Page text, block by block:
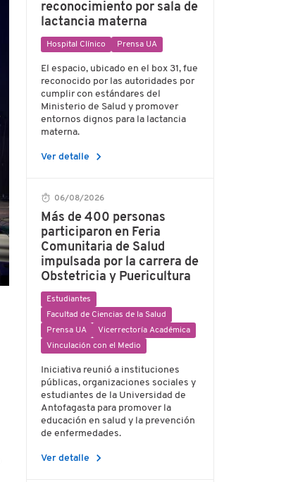
reconocimiento por sala de
lactancia materna
Hospital Clínico Prensa UA
El espacio, ubicado en el box 31, fue
reconocido por las autoridades por
cumplir con estándares del
Ministerio de Salud y promover
entornos dignos para la lactancia
materna.
Ver detalle chevron_right
06/08/2026
Más de 400 personas
participaron en Feria
Comunitaria de Salud
impulsada por la carrera de
Obstetricia y Puericultura
Estudiantes
Facultad de Ciencias de la Salud
Prensa UA
Vicerrectoría Académica
Vinculación con el Medio
Iniciativa reunió a instituciones
públicas, organizaciones sociales y
estudiantes de la Universidad de
Antofagasta para promover la
educación en salud y la prevención
de enfermedades.
Ver detalle chevron_right